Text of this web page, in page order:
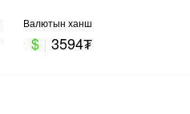
Валютын ханш
$ | 3594₮